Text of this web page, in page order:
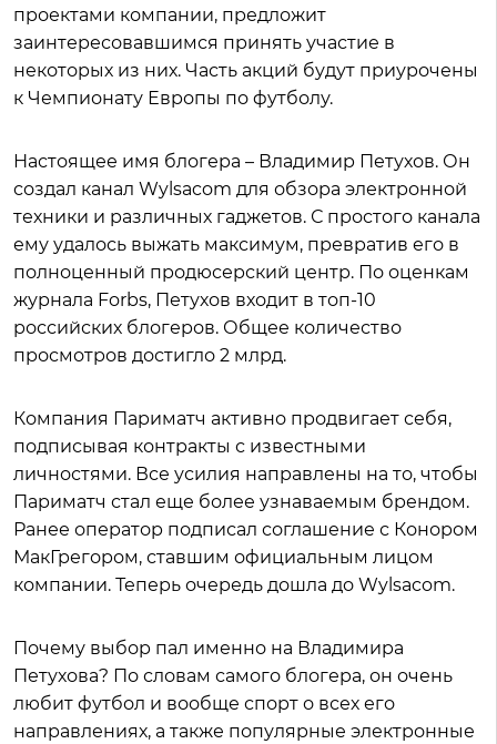
проектами компании, предложит
заинтересовавшимся принять участие в
некоторых из них. Часть акций будут приурочены
к Чемпионату Европы по футболу.
Настоящее имя блогера – Владимир Петухов. Он
создал канал Wylsacom для обзора электронной
техники и различных гаджетов. С простого канала
ему удалось выжать максимум, превратив его в
полноценный продюсерский центр. По оценкам
журнала Forbs, Петухов входит в топ-10
российских блогеров. Общее количество
просмотров достигло 2 млрд.
Компания Париматч активно продвигает себя,
подписывая контракты с известными
личностями. Все усилия направлены на то, чтобы
Париматч стал еще более узнаваемым брендом.
Ранее оператор подписал соглашение с Конором
МакГрегором, ставшим официальным лицом
компании. Теперь очередь дошла до Wylsacom.
Почему выбор пал именно на Владимира
Петухова? По словам самого блогера, он очень
любит футбол и вообще спорт о всех его
направлениях, а также популярные электронные